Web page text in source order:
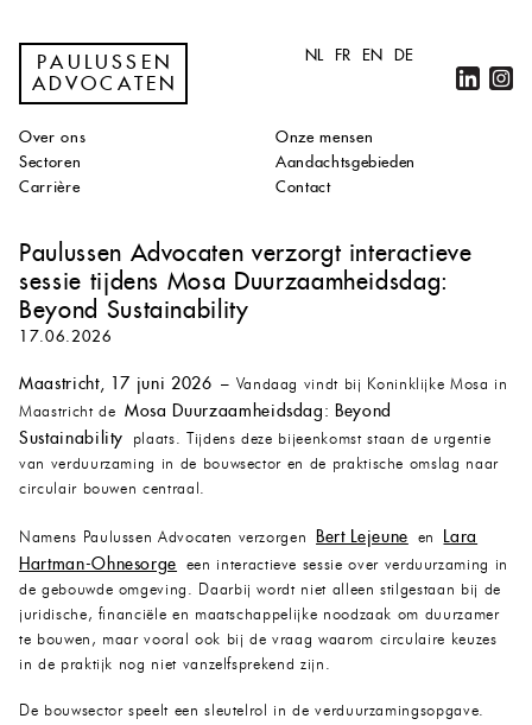
PAULUSSEN
ADVOCATEN
NL FR EN DE
Over ons
Onze mensen
Sectoren
Aandachtsgebieden
Carrière
Contact
Paulussen Advocaten verzorgt interactieve
sessie tijdens Mosa Duurzaamheidsdag:
Beyond Sustainability
17.06.2026
Maastricht, 17 juni 2026 – Vandaag vindt bij Koninklijke Mosa in
Maastricht deMosa Duurzaamheidsdag: Beyond
Sustainability plaats. Tijdens deze bijeenkomst staan de urgentie
van verduurzaming in de bouwsector en de praktische omslag naar
circulair bouwen centraal.
Namens Paulussen Advocaten verzorgen Bert Lejeune en Lara
Hartman-Ohnesorge een interactieve sessie over verduurzaming in
de gebouwde omgeving. Daarbij wordt niet alleen stilgestaan bij de
juridische, financiële en maatschappelijke noodzaak om duurzamer
te bouwen, maar vooral ook bij de vraag waarom circulaire keuzes
in de praktijk nog niet vanzelfsprekend zijn.
De bouwsector speelt een sleutelrol in de verduurzamingsopgave.